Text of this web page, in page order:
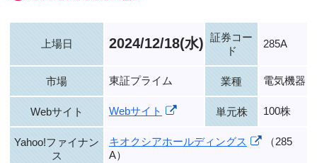
上場日 2024/12/18(水) 証券コー
ド
285A
市場 東証プライム 業種 電気機器
Webサイト Webサイト 単元株 100株
Yahoo!ファイナン
ス
キオクシアホールディングス
（285
A）